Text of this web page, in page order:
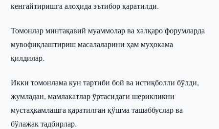
кенгайтиришга алоҳида эътибор қаратилди.
Томонлар минтақавий муаммолар ва халқаро форумларда
мувофиқлаштириш масалаларини ҳам муҳокама
қилдилар.
Икки томонлама кун тартиби бой ва истиқболли бўлди,
жумладан, мамлакатлар ўртасидаги шерикликни
мустаҳкамлашга қаратилган қўшма ташаббуслар ва
бўлажак тадбирлар.